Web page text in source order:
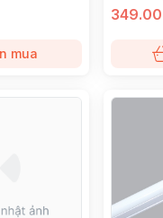
mua
(LT8-